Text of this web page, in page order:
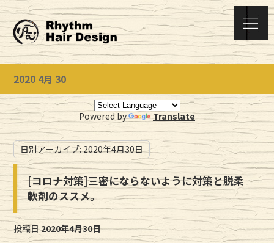
2020 4月 30
Powered by Translate
日別アーカイブ:2020年4月30日
[コロナ対策]三密にならないように対策と脱柔
軟剤のススメ。
投稿日2020年4月30日